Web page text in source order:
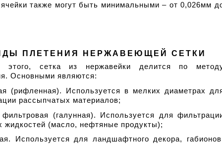
также могут быть минимальными – от 0,026мм
ПЛЕТЕНИЯ НЕРЖАВЕЮЩЕЙ СЕТКИ
этого, сетка из нержавейки делится по
Основными являются:
(рифленная). Используется в мелких диаметрах
рассыпчатых материалов;
(галунная). Используется для
жидкостей (масло, нефтяные продукты);
Используется для ландшафтного декора,